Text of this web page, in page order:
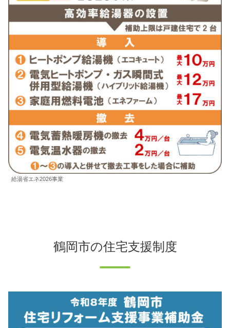
給湯省エネ2026事業
鶴岡市の住宅支援制度